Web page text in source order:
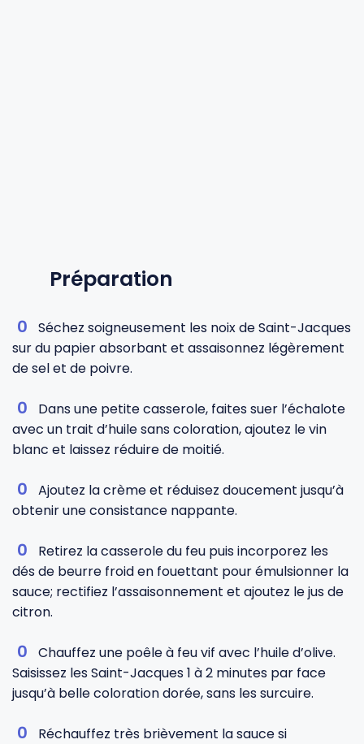
Préparation
Séchez soigneusement les noix de Saint-Jacques
sur du papier absorbant et assaisonnez légèrement
de sel et de poivre.
Dans une petite casserole, faites suer l’échalote
avec un trait d’huile sans coloration, ajoutez le vin
blanc et laissez réduire de moitié.
Ajoutez la crème et réduisez doucement jusqu’à
obtenir une consistance nappante.
Retirez la casserole du feu puis incorporez les
dés de beurre froid en fouettant pour émulsionner la
sauce; rectifiez l’assaisonnement et ajoutez le jus de
citron.
Chauffez une poêle à feu vif avec l’huile d’olive.
Saisissez les Saint-Jacques 1 à 2 minutes par face
jusqu’à belle coloration dorée, sans les surcuire.
Réchauffez très brièvement la sauce si